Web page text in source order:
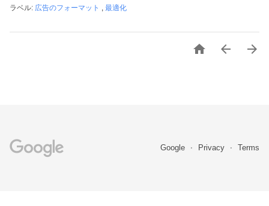
ラベル: 広告のフォーマット , 最適化
  
Google Privacy Terms